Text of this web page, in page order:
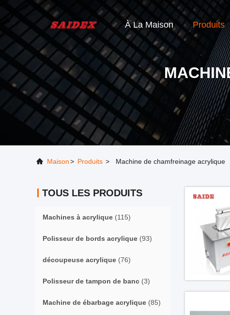
À La Maison Produits
Maison> Produits > Machine de chamfreinage acrylique
TOUS LES PRODUITS
Machines à acrylique (115)
Polisseur de bords acrylique (93)
découpeuse acrylique (76)
Polisseur de tampon de banc (3)
Machine de ébarbage acrylique (85)